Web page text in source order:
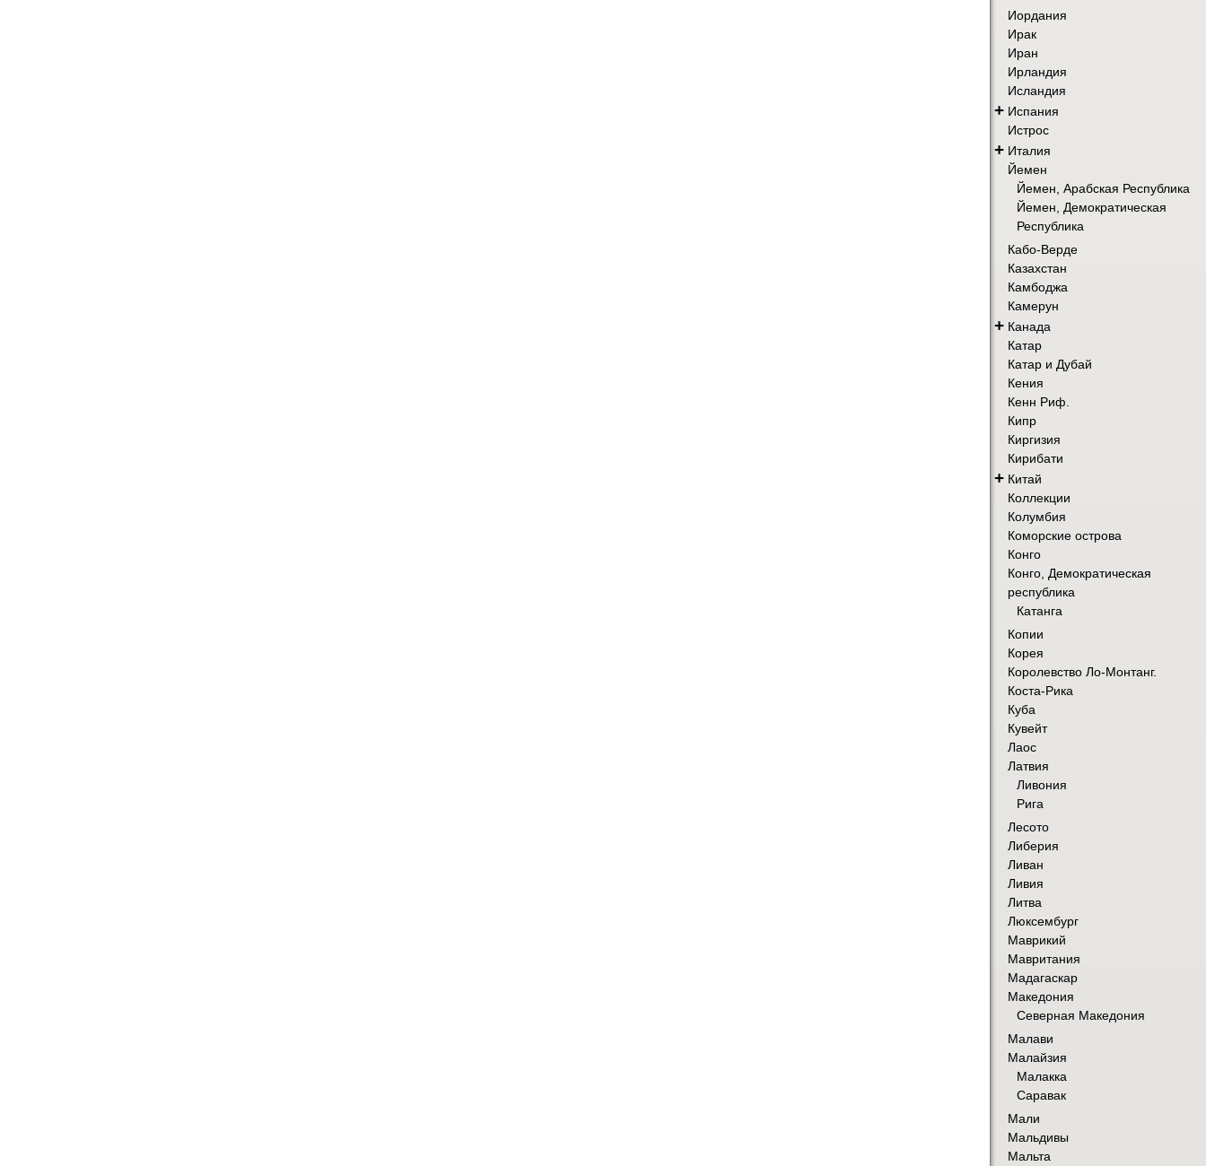
Иордания
Ирак
Иран
Ирландия
Исландия
+ Испания
Истрос
+ Италия
Йемен
Йемен, Арабская Республика
Йемен, Демократическая
Республика
Кабо-Верде
Казахстан
Камбоджа
Камерун
+ Канада
Катар
Катар и Дубай
Кения
Кенн Риф.
Кипр
Киргизия
Кирибати
+ Китай
Коллекции
Колумбия
Коморские острова
Конго
Конго, Демократическая
республика
Катанга
Копии
Корея
Королевство Ло-Монтанг.
Коста-Рика
Куба
Кувейт
Лаос
Латвия
Ливония
Рига
Лесото
Либерия
Ливан
Ливия
Литва
Люксембург
Маврикий
Мавритания
Мадагаскар
Македония
Северная Македония
Малави
Малайзия
Малакка
Саравак
Мали
Мальдивы
Мальта